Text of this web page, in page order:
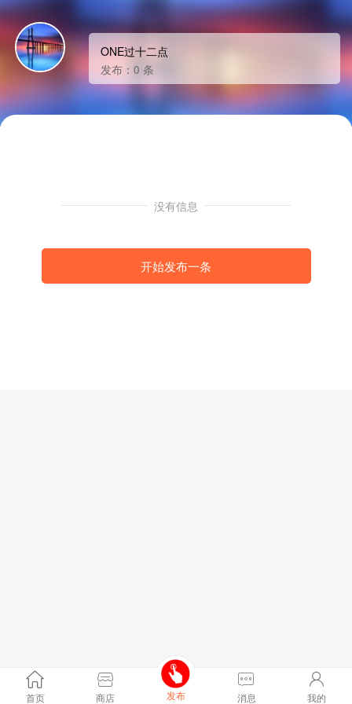
ONE过十二点
发布：0 条
没有信息
开始发布一条
首页 商店 发布 消息 我的